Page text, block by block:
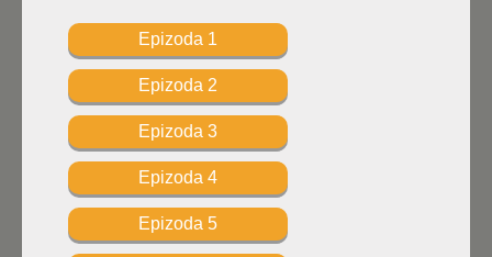
Epizoda 1
Epizoda 2
Epizoda 3
Epizoda 4
Epizoda 5